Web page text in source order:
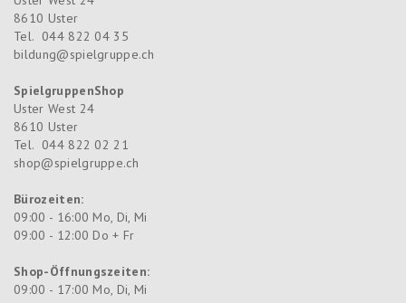
8610 Uster
Tel. 044 822 04 35
bildung@spielgruppe.ch
SpielgruppenShop
Uster West 24
8610 Uster
Tel. 044 822 02 21
shop@spielgruppe.ch
Bürozeiten:
09:00 - 16:00 Mo, Di, Mi
09:00 - 12:00 Do + Fr
Shop-Öffnungszeiten:
09:00 - 17:00 Mo, Di, Mi